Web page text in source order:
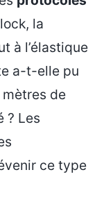
la
à l’élastique
a-t-elle pu
de
? Les
ce type